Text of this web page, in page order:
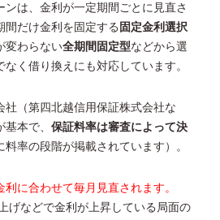
は、金利が一定期間ごとに見直さ
間だけ金利を固定する 固定金利選択
変わらない全期間固定型などから選
く借り換えにも対応しています。
社（第四北越信用保証株式会社な
本で、 保証料率は審査によって決
料率の段階が掲載されています）。
に合わせて毎月見直されます。
げなどで金利が上昇している局面の